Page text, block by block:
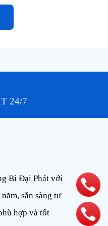
24/7
Bi Đại Phát với
sẵn sàng tư
hợp và tốt